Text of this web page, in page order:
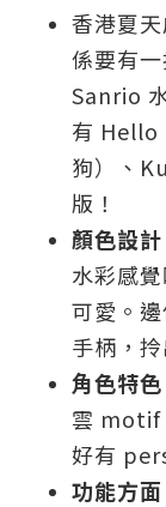
香港夏
係要有
Sanrio
有
狗）、
版！
顏色設計
水彩感
可愛。
手柄，
角色特色
雲 motif
好有
功能方面